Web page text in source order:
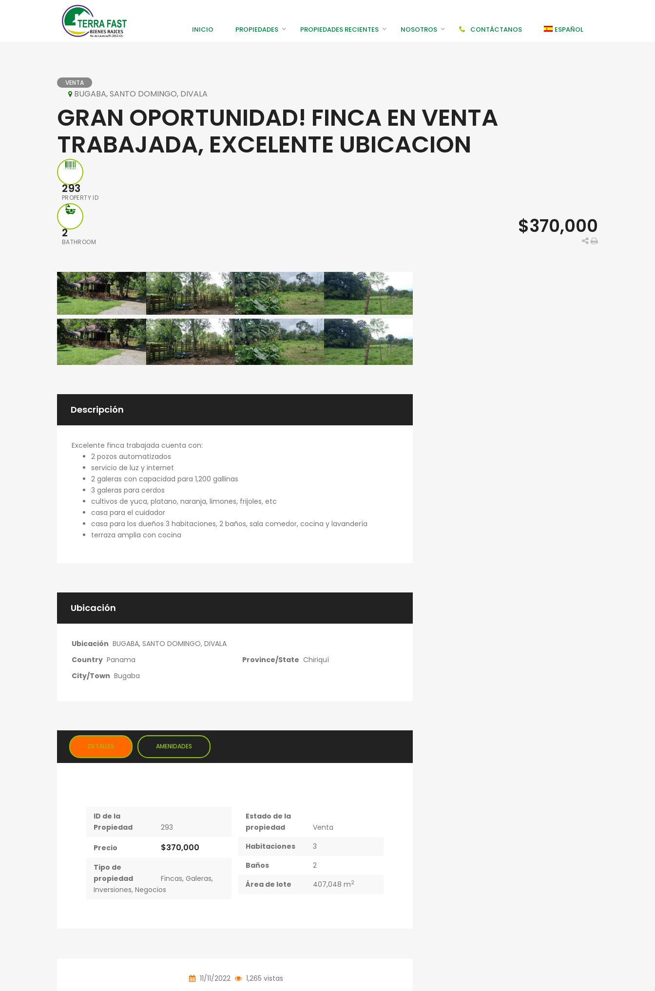
INICIO PROPIEDADES
Apartamentos
Casas
Lotes residenciales
Locales comerciales
Lotes comerciales
Negocios
PROPIEDADES RECIENTES NOSOTROS CONTÁCTANOS ESPAÑOL
VENTA
BUGABA, SANTO DOMINGO, DIVALA
GRAN OPORTUNIDAD! FINCA EN VENTA
TRABAJADA, EXCELENTE UBICACION
293
PROPERTY ID
2
BATHROOM
$370,000
Descripción
Excelente finca trabajada cuenta con:
2 pozos automatizados
servicio de luz y internet
2 galeras con capacidad para 1,200 gallinas
3 galeras para cerdos
cultivos de yuca, platano, naranja, limones, frijoles, etc
casa para el cuidador
casa para los dueños 3 habitaciones, 2 baños, sala comedor, cocina y lavandería
terraza amplia con cocina
Ubicación
Ubicación BUGABA, SANTO DOMINGO, DIVALA
Country Panama Province/State Chiriquí
City/Town Bugaba
DETALLES AMENIDADES
ID de la
Propiedad
293
Precio $370,000
Tipo de
propiedad
Fincas, Galeras,
Inversiones, Negocios
Estado de la
propiedad
Venta
Habitaciones
3
Baños
2
Área de lote
407,048 m2
11/11/2022 1,265 vistas